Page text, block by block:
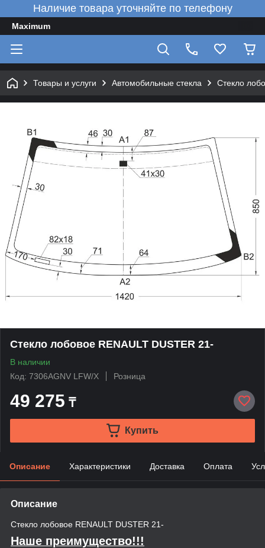
Наличие товара уточняйте по телефону
Maximum
Товары и услуги Автомобильные стекла Стекло
Стекло лобовое RENAULT DUSTER 21-
В наличии
Код: 7306AGNV LFW/X
Розница
49 275 ₸
Купить
Описание Характеристики Доставка Оплата
Описание
Стекло лобовое RENAULT DUSTER 21-
Наше преимущество!!!